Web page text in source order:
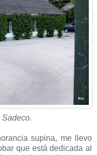
supina, me llevo
que está dedicada al